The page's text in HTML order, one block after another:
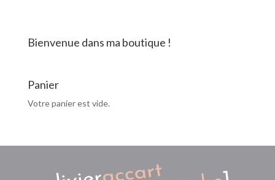
Bienvenue dans ma boutique !
Panier
Votre panier est vide.